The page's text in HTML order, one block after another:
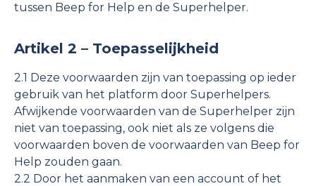
tussen Beep for Help en de Superhelper.
Artikel 2 – Toepasselijkheid
2.1 Deze voorwaarden zijn van toepassing op ieder
gebruik van het platform door Superhelpers.
Afwijkende voorwaarden van de Superhelper zijn
niet van toepassing, ook niet als ze volgens die
voorwaarden boven de voorwaarden van Beep for
Help zouden gaan.
2.2 Door het aanmaken van een account of het